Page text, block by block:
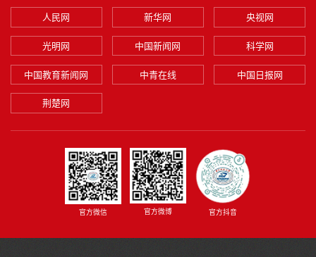
人民网 新华网 央视网
光明网 中国新闻网 科学网
中国教育新闻网 中青在线 中国日报网
荆楚网
官方微信 官方微博 官方抖音